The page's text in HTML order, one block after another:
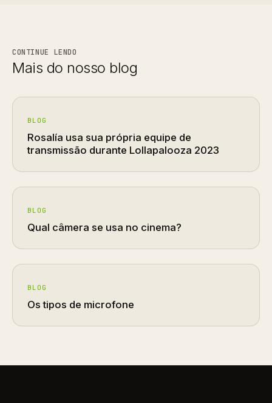
CONTINUE LENDO
Mais do nosso blog
BLOG
Rosalía usa sua própria equipe de
transmissão durante Lollapalooza 2023
BLOG
Qual câmera se usa no cinema?
BLOG
Os tipos de microfone